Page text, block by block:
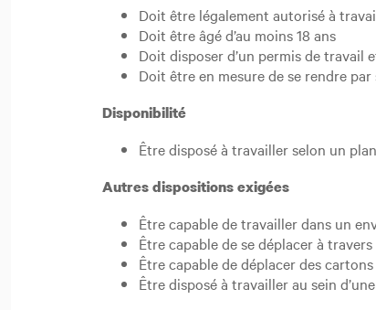
Doit être légalement autorisé à
Doit être âgé d’au moins 18 ans
Doit disposer d’un permis de travail
Doit être en mesure de se rendre
Disponibilité
Être disposé à travailler selon un
Autres dispositions exigées
Être capable de travailler dans un
Être capable de se déplacer à
Être capable de déplacer des cartons
Être disposé à travailler au sein